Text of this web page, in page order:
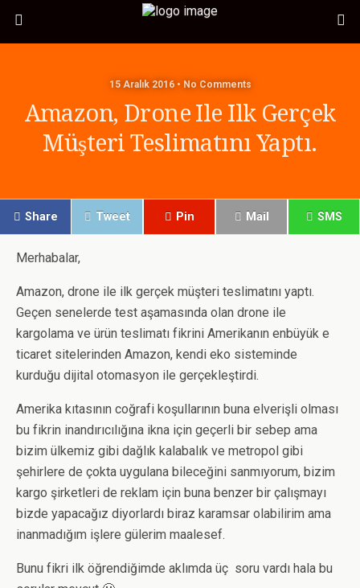
15 Aralık 2016 • No Comments
Amazon, Drone Ile Ilk Gerçek
Müşteri Teslimatını Yaptı.
Share Tweet Pin Mail SMS
Merhabalar,
Amazon, drone ile ilk gerçek müşteri teslimatını yaptı.
Geçen senelerde test aşamasında olan drone ile
kargolama ve ürün teslimatı fikrini Amerikanın enbüyük e
ticaret sitelerinden Amazon, kendi eko sisteminde
kurduğu dijital otomasyon ile gerçekleştirdi.
Amerika kıtasının coğrafi koşullarının buna elverişli olması
bu fikrin inandırıcılığına ikna için geçerli bir sebep ama
bizim ülkemiz gibi dağlık kalabalık ve metropol gibi
şehirlere de çokta uygulana bileceğini sanmıyorum, bizim
kargo şirketleri de reklam için buna benzer bir çalışmayı
bizde yapacağız diyorlardı biraz karamsar olabilirim ama
inanmadığım işlere gülerim maalesef.
Bunu fikri ilk öğrendiğimde aklımda üç soru vardı hala bu